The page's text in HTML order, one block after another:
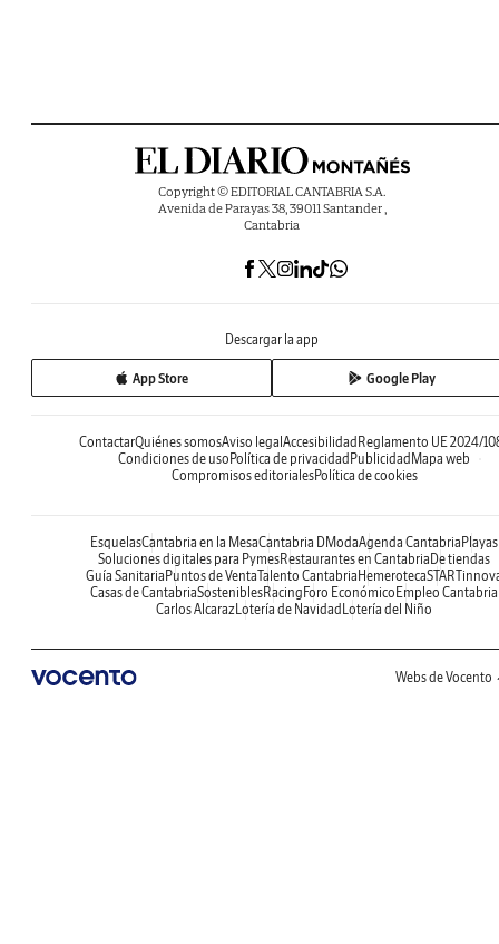
Copyright © EDITORIAL CANTABRIA S.A.
Avenida de Parayas 38, 39011 Santander ,
Cantabria
Descargar la app
App Store Google Play
ContactarQuiénes somosAviso legal Accesibilidad Reglamento UE 2024/
Condiciones de uso Política de privacidad Publicidad Mapa web
Compromisos editorialesPolítica de cookies
EsquelasCantabria en la MesaCantabria DModaAgenda Cantabria Playas
Soluciones digitales para PymesRestaurantes en Cantabria De tiendas
Guía Sanitaria Puntos de VentaTalento Cantabria Hemeroteca
Casas de CantabriaSosteniblesRacing Foro Económico Empleo Cantabria
Carlos AlcarazLotería de Navidad Lotería del Niño
Webs de Vocento